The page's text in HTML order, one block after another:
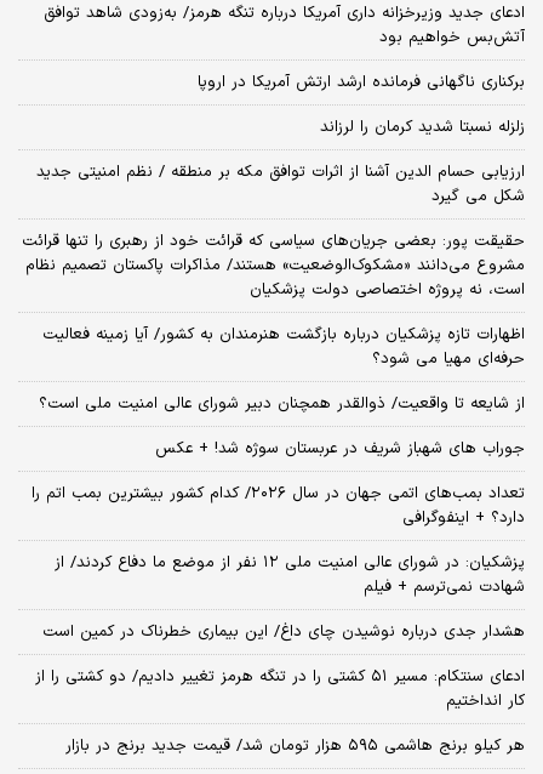
ادعای جدید وزیرخزانه داری آمریکا درباره تنگه هرمز/ به‌زودی شاهد توافق
آتش‌بس خواهیم بود
برکناری ناگهانی فرمانده ارشد ارتش آمریکا در اروپا
زلزله نسبتا شدید کرمان را لرزاند
ارزیابی حسام الدین آشنا از اثرات توافق مکه بر منطقه / نظم امنیتی جدید
شکل می گیرد
حقیقت پور: بعضی جریان‌های سیاسی که قرائت خود از رهبری را تنها قرائت
مشروع می‌دانند «مشکوک‌الوضعیت» هستند/ مذاکرات پاکستان تصمیم نظام
است، نه پروژه اختصاصی دولت پزشکیان
اظهارات تازه پزشکیان درباره بازگشت هنرمندان به کشور/ آیا زمینه فعالیت
حرفه‌ای مهیا می شود؟
از شایعه تا واقعیت/ ذوالقدر همچنان دبیر شورای ‌عالی امنیت ملی است؟
جوراب های شهباز شریف در عربستان سوژه شد! + عکس
تعداد بمب‌های اتمی جهان در سال ۲۰۲۶/ کدام کشور بیشترین بمب اتم را
دارد؟ + اینفوگرافی
پزشکیان: در شورای عالی امنیت ملی ۱۲ نفر از موضع ما دفاع کردند/ از
شهادت نمی‌ترسم + فیلم
هشدار جدی درباره نوشیدن چای داغ/ این بیماری خطرناک در کمین است
ادعای سنتکام: مسیر ۵۱ کشتی را در تنگه هرمز تغییر دادیم/ دو کشتی را از
کار انداختیم
هر کیلو برنج هاشمی ۵۹۵ هزار تومان شد/ قیمت جدید برنج در بازار